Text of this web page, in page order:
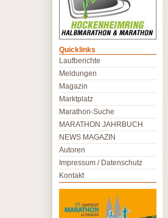
Quicklinks
Laufberichte
Meldungen
Magazin
Marktplatz
Marathon-Suche
MARATHON JAHRBUCH
NEWS MAGAZIN
Autoren
Impressum / Datenschutz
Kontakt